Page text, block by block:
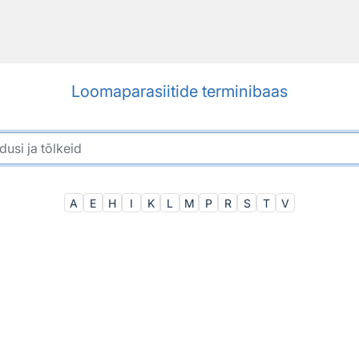
Loomaparasiitide terminibaas
A E H I K L M P R S T V